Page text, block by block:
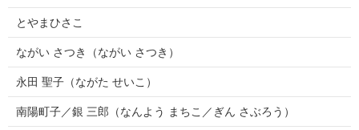
とやまひさこ
ながい さつき（ながい さつき）
永田 聖子（ながた せいこ）
南陽町子／銀 三郎（なんよう まちこ／ぎん さぶろう）